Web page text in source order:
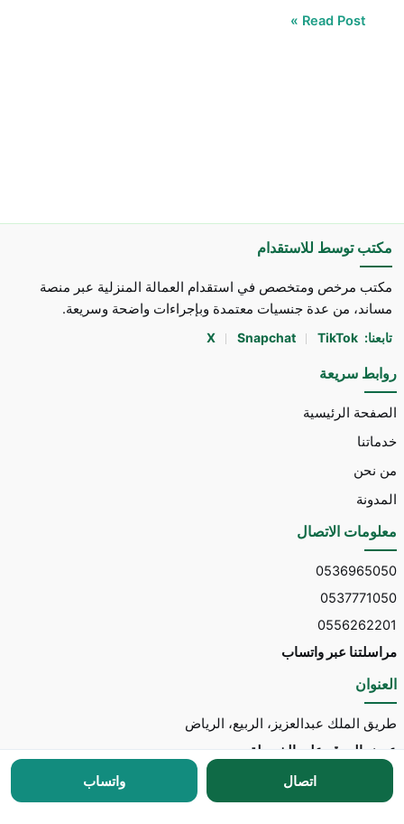
Read Post »
مكتب توسط للاستقدام
مكتب مرخص ومتخصص في استقدام العمالة المنزلية عبر منصة
مساند، من عدة جنسيات معتمدة وبإجراءات واضحة وسريعة.
تابعنا: X Snapchat TikTok
روابط سريعة
الصفحة الرئيسية
خدماتنا
من نحن
المدونة
معلومات الاتصال
0536965050
0537771050
0556262201
مراسلتنا عبر واتساب
العنوان
طريق الملك عبدالعزيز، الربيع، الرياض
عرض الموقع على الخريطة
مكتب توسط للاستقدام
اتصال واتساب